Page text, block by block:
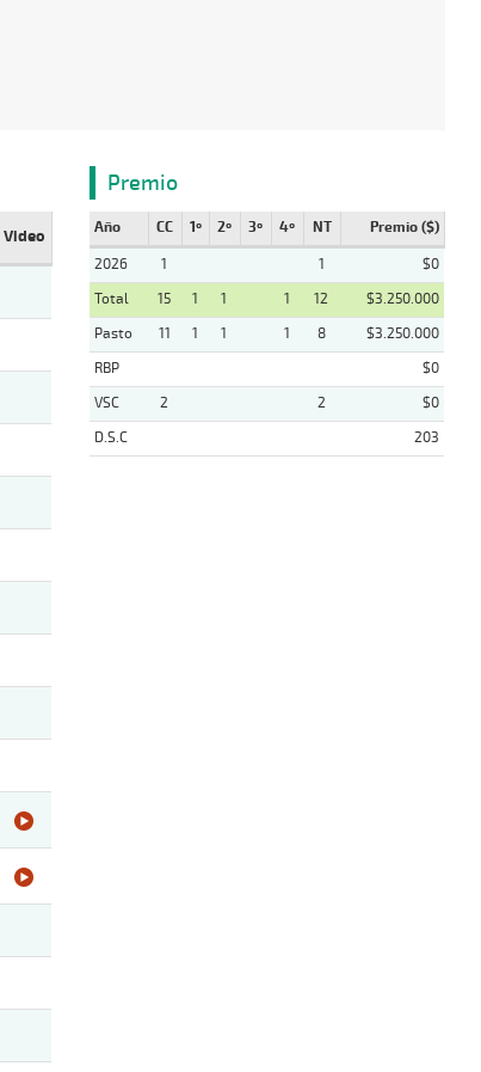
Video
Premio
Año CC 1º 2º 3º 4º NT Premio ($)
2026 1 1
$0
Total
15 1 1 1 12
$3.250.000
Pasto
11 1 1 1 8
$3.250.000
RBP
$0
VSC
2 2
$0
D.S.C
203